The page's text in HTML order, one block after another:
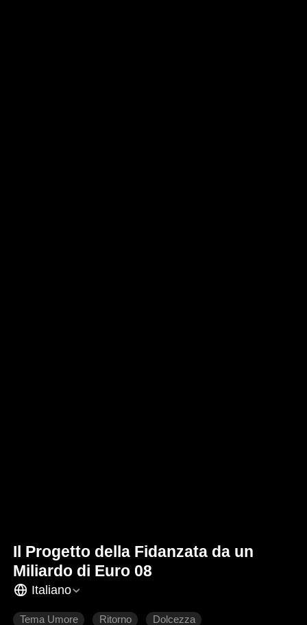
Il Progetto della Fidanzata da un
Miliardo di Euro 08
Italiano
Tema Umore Ritorno Dolcezza